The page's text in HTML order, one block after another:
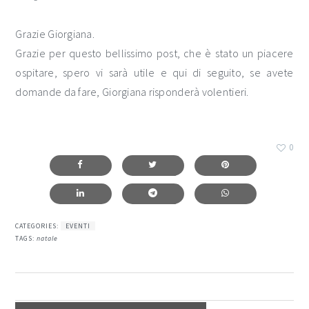
Grazie Giorgiana.
Grazie per questo bellissimo post, che è stato un piacere
ospitare, spero vi sarà utile e qui di seguito, se avete
domande da fare, Giorgiana risponderà volentieri.
0
CATEGORIES:
EVENTI
TAGS:natale